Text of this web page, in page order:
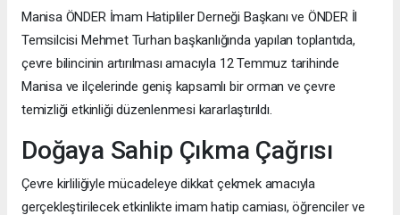
Manisa ÖNDER İmam Hatipliler Derneği Başkanı ve ÖNDER İl
Temsilcisi Mehmet Turhan başkanlığında yapılan toplantıda,
çevre bilincinin artırılması amacıyla 12 Temmuz tarihinde
Manisa ve ilçelerinde geniş kapsamlı bir orman ve çevre
temizliği etkinliği düzenlenmesi kararlaştırıldı.
Doğaya Sahip Çıkma Çağrısı
Çevre kirliliğiyle mücadeleye dikkat çekmek amacıyla
gerçekleştirilecek etkinlikte imam hatip camiası, öğrenciler ve